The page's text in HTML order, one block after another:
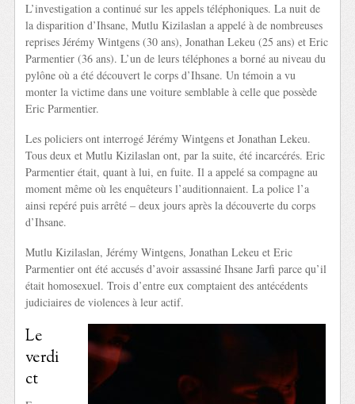
L’investigation a continué sur les appels téléphoniques. La nuit de
la disparition d’Ihsane, Mutlu Kizilaslan a appelé à de nombreuses
reprises Jérémy Wintgens (30 ans), Jonathan Lekeu (25 ans) et Eric
Parmentier (36 ans). L’un de leurs téléphones a borné au niveau du
pylône où a été découvert le corps d’Ihsane. Un témoin a vu
monter la victime dans une voiture semblable à celle que possède
Eric Parmentier.
Les policiers ont interrogé Jérémy Wintgens et Jonathan Lekeu.
Tous deux et Mutlu Kizilaslan ont, par la suite, été incarcérés. Eric
Parmentier était, quant à lui, en fuite. Il a appelé sa compagne au
moment même où les enquêteurs l’auditionnaient. La police l’a
ainsi repéré puis arrêté – deux jours après la découverte du corps
d’Ihsane.
Mutlu Kizilaslan, Jérémy Wintgens, Jonathan Lekeu et Eric
Parmentier ont été accusés d’avoir assassiné Ihsane Jarfi parce qu’il
était homosexuel. Trois d’entre eux comptaient des antécédents
judiciaires de violences à leur actif.
Le
verdi
ct